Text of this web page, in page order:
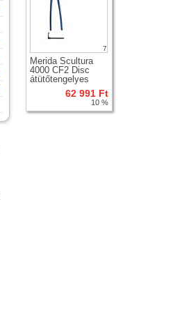
7
Merida Scultura
4000 CF2 Disc
átütőtengelyes
országúti karbon
merev villa +62 991 Ft
10 %